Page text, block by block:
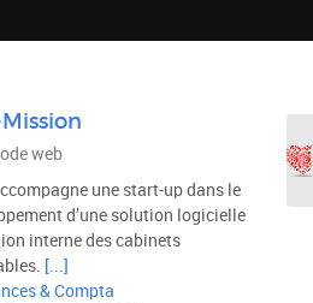
web
une start-up dans le
d’une solution logicielle
interne des cabinets
[...]
& Compta